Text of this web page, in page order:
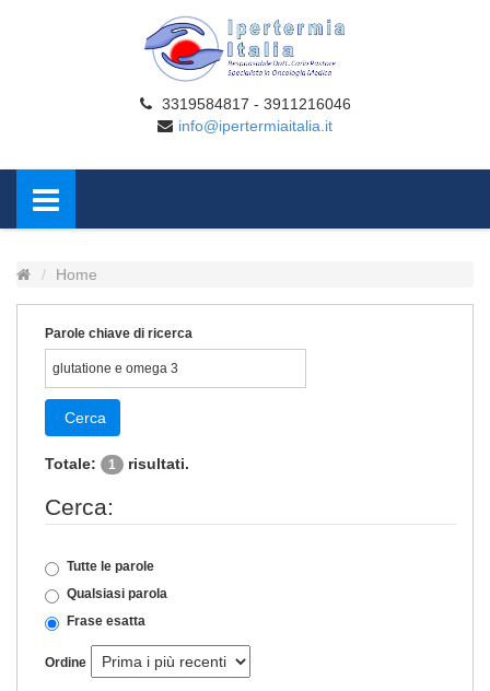
3319584817 - 3911216046
info@ipertermiaitalia.it
Home
Parole chiave di ricerca
Cerca
Totale: 1 risultati.
Cerca:
Tutte le parole
Qualsiasi parola
Frase esatta
Ordine